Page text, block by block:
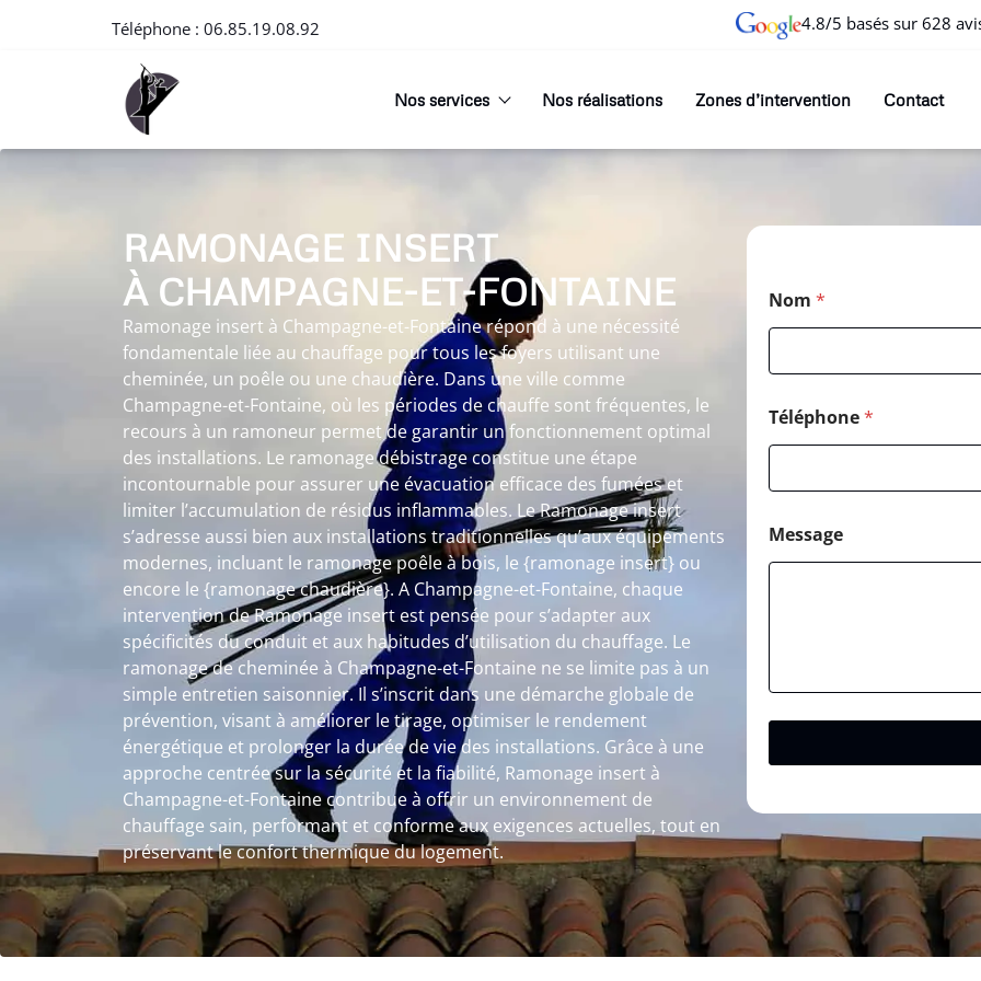
Téléphone : 06.85.19.08.92 4.8/5 basés sur 628
Nos services Nos réalisations Zones d’intervention Contact
RAMONAGE INSERT
À CHAMPAGNE-ET-FONTAINE
Ramonage insert à Champagne-et-Fontaine répond à une nécessité
fondamentale liée au chauffage pour tous les foyers utilisant une
cheminée, un poêle ou une chaudière. Dans une ville comme
Champagne-et-Fontaine, où les périodes de chauffe sont fréquentes, le
recours à un ramoneur permet de garantir un fonctionnement optimal
des installations. Le ramonage débistrage constitue une étape
incontournable pour assurer une évacuation efficace des fumées et
limiter l’accumulation de résidus inflammables. Le Ramonage insert
s’adresse aussi bien aux installations traditionnelles qu’aux équipements
modernes, incluant le ramonage poêle à bois, le {ramonage insert} ou
encore le {ramonage chaudière}. A Champagne-et-Fontaine, chaque
intervention de Ramonage insert est pensée pour s’adapter aux
spécificités du conduit et aux habitudes d’utilisation du chauffage. Le
ramonage de cheminée à Champagne-et-Fontaine ne se limite pas à un
simple entretien saisonnier. Il s’inscrit dans une démarche globale de
prévention, visant à améliorer le tirage, optimiser le rendement
énergétique et prolonger la durée de vie des installations. Grâce à une
approche centrée sur la sécurité et la fiabilité, Ramonage insert à
Champagne-et-Fontaine contribue à offrir un environnement de
chauffage sain, performant et conforme aux exigences actuelles, tout en
préservant le confort thermique du logement.
Nom *
Téléphone*
Message